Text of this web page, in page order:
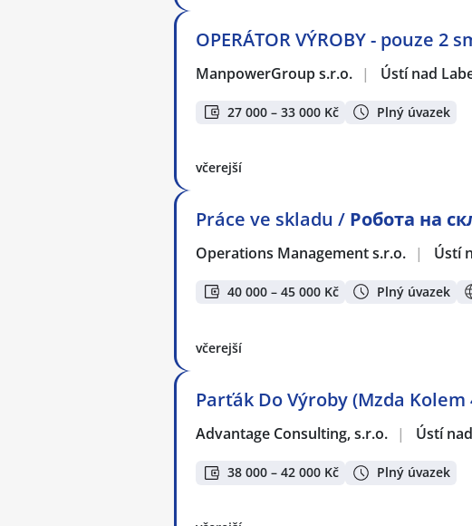
OPERÁTOR VÝROBY - pouze 2
ManpowerGroup s.r.o. | Ústí nad
27 000 – 33 000 Kč Plný úvazek
včerejší
Práce ve skladu / Робота на
Operations Management s.r.o. | Ústí
40 000 – 45 000 Kč Plný úvazek
včerejší
Parťák Do Výroby (Mzda Kolem
Advantage Consulting, s.r.o. | Ústí
38 000 – 42 000 Kč Plný úvazek